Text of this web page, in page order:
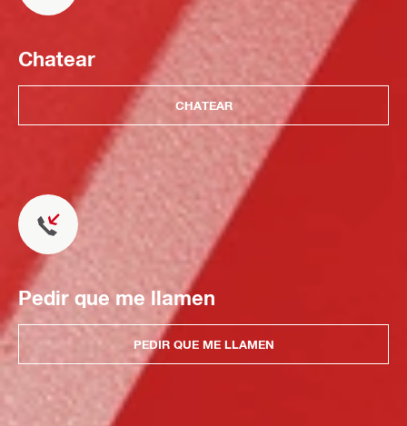
Chatear
CHATEAR
Pedir que me llamen
PEDIR QUE ME LLAMEN